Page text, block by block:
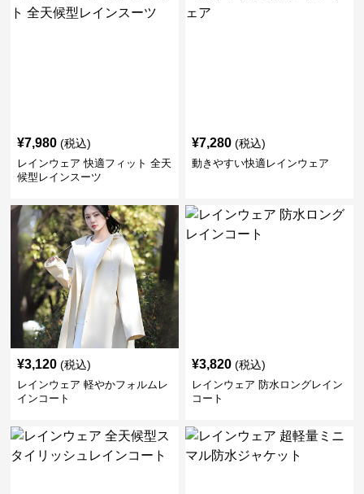
¥7,980 (税込)
レインウェア 快適フィット 全天
候型レインスーツ
¥7,280 (税込)
動きやすい快適レインウェア
¥3,120 (税込)
レインウェア 軽やかフォルムレ
インコート
¥3,820 (税込)
レインウェア 防水ロングレイン
コート